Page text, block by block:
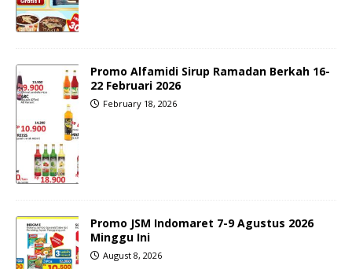
Promo Alfamidi Sirup Ramadan Berkah 16-
22 Februari 2026
February 18, 2026
Promo JSM Indomaret 7-9 Agustus 2026
Minggu Ini
August 8, 2026